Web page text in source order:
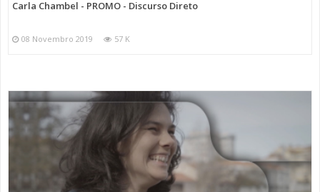
Carla Chambel - PROMO - Discurso Direto
08 Novembro 2019 57 K